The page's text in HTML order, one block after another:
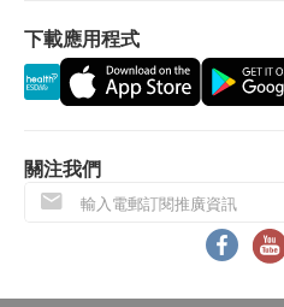
下載應用程式
關注我們